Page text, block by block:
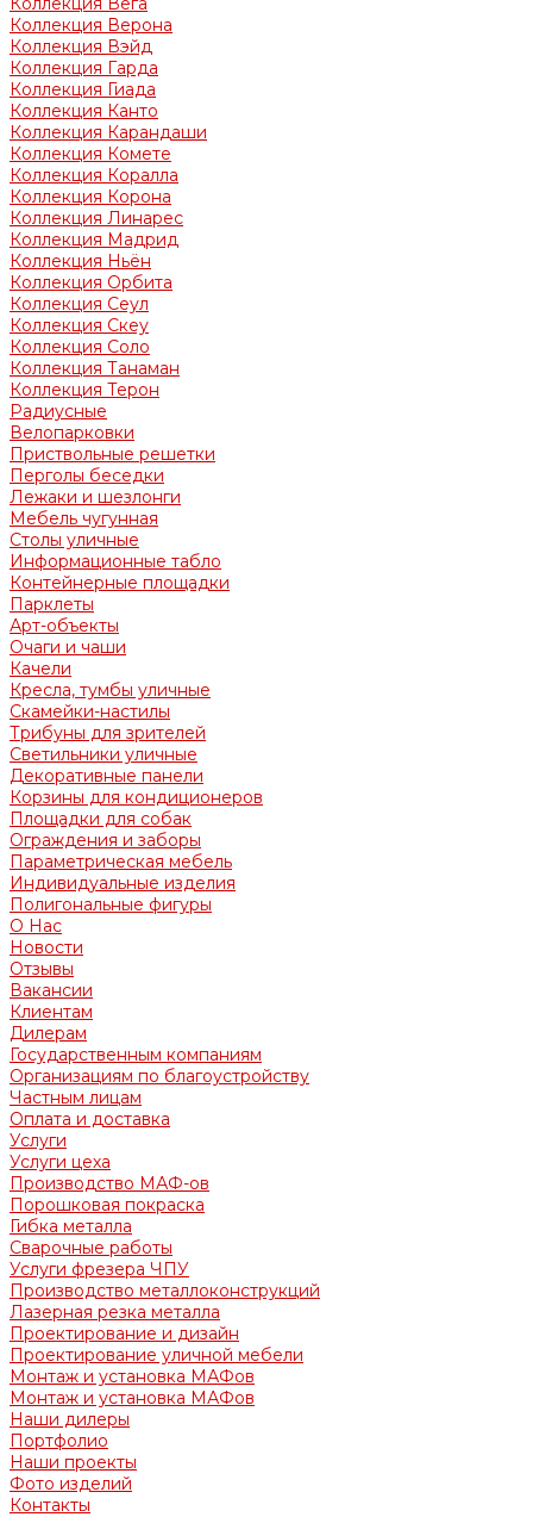
Коллекция Верона
Коллекция Вэйд
Коллекция Гарда
Коллекция Гиада
Коллекция Канто
Коллекция Карандаши
Коллекция Комете
Коллекция Коралла
Коллекция Корона
Коллекция Линарес
Коллекция Мадрид
Коллекция Ньён
Коллекция Орбита
Коллекция Сеул
Коллекция Скеу
Коллекция Соло
Коллекция Танаман
Коллекция Терон
Радиусные
Велопарковки
Приствольные решетки
Перголы беседки
Лежаки и шезлонги
Мебель чугунная
Столы уличные
Информационные табло
Контейнерные площадки
Парклеты
Арт-объекты
Очаги и чаши
Качели
Кресла, тумбы уличные
Скамейки-настилы
Трибуны для зрителей
Светильники уличные
Декоративные панели
Корзины для кондиционеров
Площадки для собак
Ограждения и заборы
Параметрическая мебель
Индивидуальные изделия
Полигональные фигуры
О Нас
Новости
Отзывы
Вакансии
Клиентам
Дилерам
Государственным компаниям
Организациям по благоустройству
Частным лицам
Оплата и доставка
Услуги
Услуги цеха
Производство МАФ-ов
Порошковая покраска
Гибка металла
Сварочные работы
Услуги фрезера ЧПУ
Производство металлоконструкций
Лазерная резка металла
Проектирование и дизайн
Проектирование уличной мебели
Монтаж и установка МАФов
Монтаж и установка МАФов
Наши дилеры
Портфолио
Наши проекты
Фото изделий
Контакты